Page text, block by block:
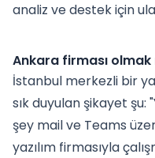
analiz ve destek için
Ankara firması
İstanbul merkezli bir
sık duyulan şikayet şu:
şey mail ve Teams
yazılım firmasıyla